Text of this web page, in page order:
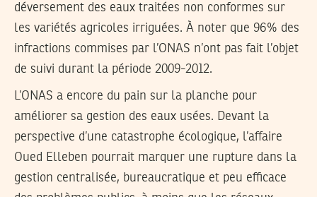
déversement des eaux traitées non conformes sur
les variétés agricoles irriguées. À noter que 96% des
infractions commises par l’ONAS n’ont pas fait l’objet
de suivi durant la période 2009-2012.
L’ONAS a encore du pain sur la planche pour
améliorer sa gestion des eaux usées. Devant la
perspective d’une catastrophe écologique, l’affaire
Oued Elleben pourrait marquer une rupture dans la
gestion centralisée, bureaucratique et peu efficace